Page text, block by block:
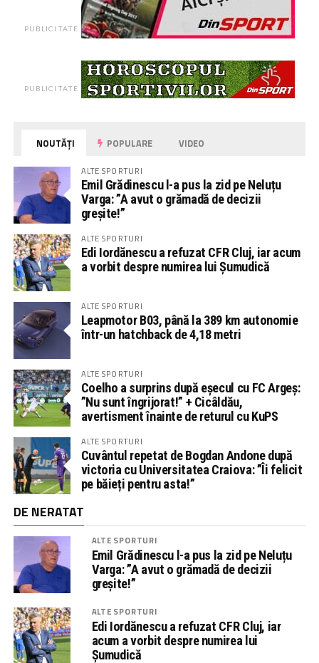
PUBLICITATE
PUBLICITATE
NOUTĂȚI POPULARE VIDEO
ALTE SPORTURI
Emil Grădinescu l-a pus la zid pe Neluțu
Varga: ”A avut o grămadă de decizii
greșite!”
ALTE SPORTURI
Edi Iordănescu a refuzat CFR Cluj, iar acum
a vorbit despre numirea lui Șumudică
ALTE SPORTURI
Leapmotor B03, până la 389 km autonomie
într-un hatchback de 4,18 metri
ALTE SPORTURI
Coelho a surprins după eșecul cu FC Argeș:
”Nu sunt îngrijorat!” + Cicâldău,
avertisment înainte de returul cu KuPS
ALTE SPORTURI
Cuvântul repetat de Bogdan Andone după
victoria cu Universitatea Craiova: ”Îi felicit
pe băieți pentru asta!”
DE NERATAT
ALTE SPORTURI
Emil Grădinescu l-a pus la zid pe Neluțu
Varga: ”A avut o grămadă de decizii
greșite!”
ALTE SPORTURI
Edi Iordănescu a refuzat CFR Cluj, iar
acum a vorbit despre numirea lui
Șumudică